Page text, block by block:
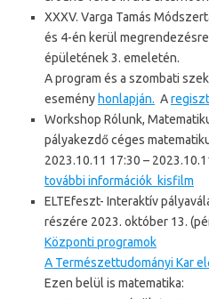
XXXV. Varga Tamás
és 4-én kerül
épületének 3. emeletén.
A program és a szombati
esemény honlapján. A
Workshop Rólunk,
pályakezdő céges
2023.10.11 17:30 –
további információk kisfilm
ELTEfeszt- Interaktív
részére 2023. október 13.
Központi programok
A Természettudományi Kar
Ezen belül is matematika: